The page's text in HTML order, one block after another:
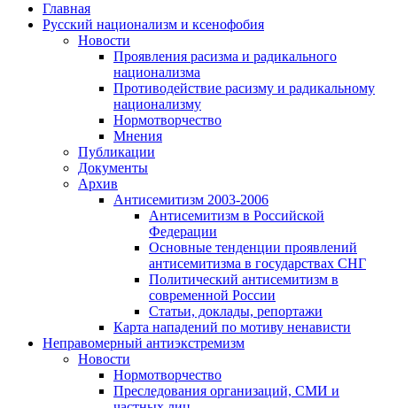
Главная
Русский национализм и ксенофобия
Новости
Проявления расизма и радикального
национализма
Противодействие расизму и радикальному
национализму
Нормотворчество
Мнения
Публикации
Документы
Архив
Антисемитизм 2003-2006
Антисемитизм в Российской
Федерации
Основные тенденции проявлений
антисемитизма в государствах СНГ
Политический антисемитизм в
современной России
Статьи, доклады, репортажи
Карта нападений по мотиву ненависти
Неправомерный антиэкстремизм
Новости
Нормотворчество
Преследования организаций, СМИ и